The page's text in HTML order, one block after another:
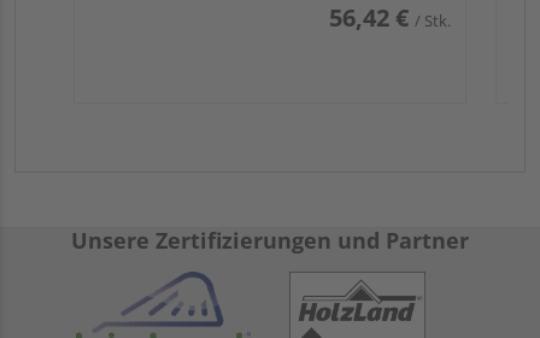
56,42 € / Stk.
Unsere Zertifizierungen und Partner